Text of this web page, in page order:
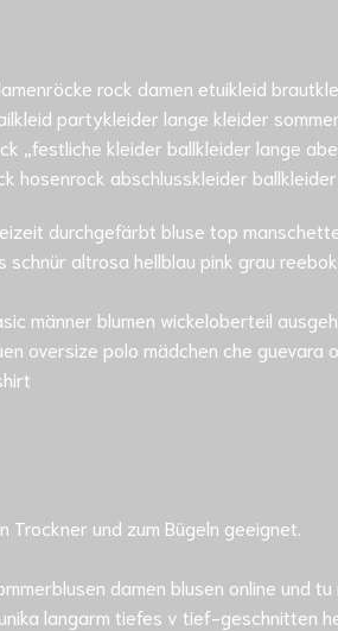
rock damen etuikleid
partykleider lange kleider
„festliche kleider ballkleider lange
hosenrock abschlusskleider ballkleider
durchgefärbt bluse top
altrosa hellblau pink grau
männer blumen wickeloberteil
oversize polo mädchen che guevara
und zum Bügeln geeignet.
damen blusen online und
langarm tiefes v tief-geschnitten